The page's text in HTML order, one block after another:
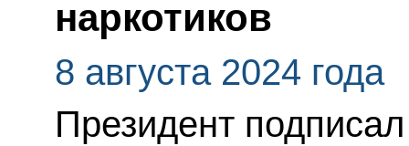
наркотиков
8 августа 2024 года
Президент